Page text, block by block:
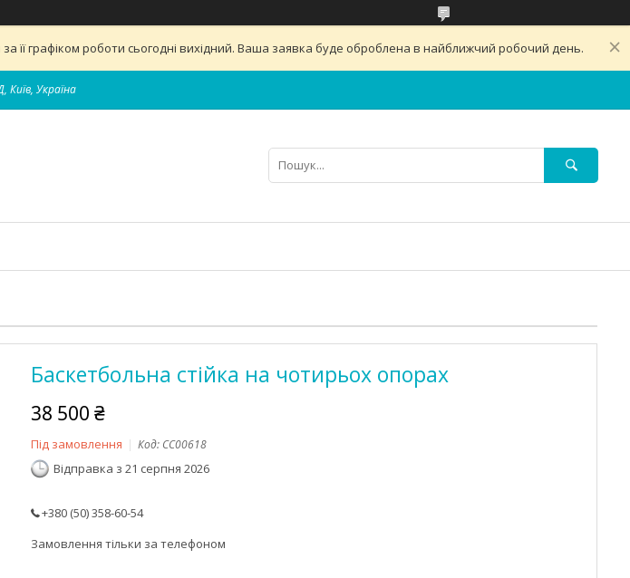
її графіком роботи сьогодні вихідний. Ваша заявка буде оброблена в найближчий робочий день.
Київ, Україна
Баскетбольна стійка на чотирьох опорах
38 500 ₴
Під замовлення Код: CC00618
Відправка з 21 серпня 2026
+380 (50) 358-60-54
Замовлення тільки за телефоном